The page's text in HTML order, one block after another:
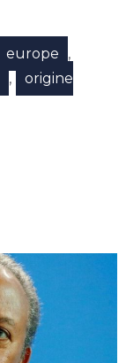
europe ,
,
origine